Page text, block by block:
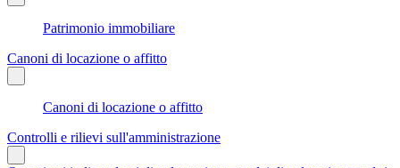
Patrimonio immobiliare
Canoni di locazione o affitto
Canoni di locazione o affitto
Controlli e rilievi sull'amministrazione